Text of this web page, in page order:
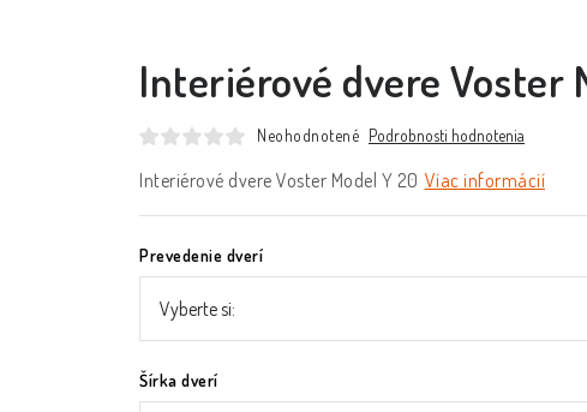
Interiérové dvere Voster
Neohodnotené Podrobnosti hodnotenia
Interiérové dvere Voster Model Y 20 Viac informácií
Prevedenie dverí
Šírka dverí